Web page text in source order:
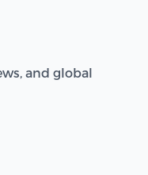
and global